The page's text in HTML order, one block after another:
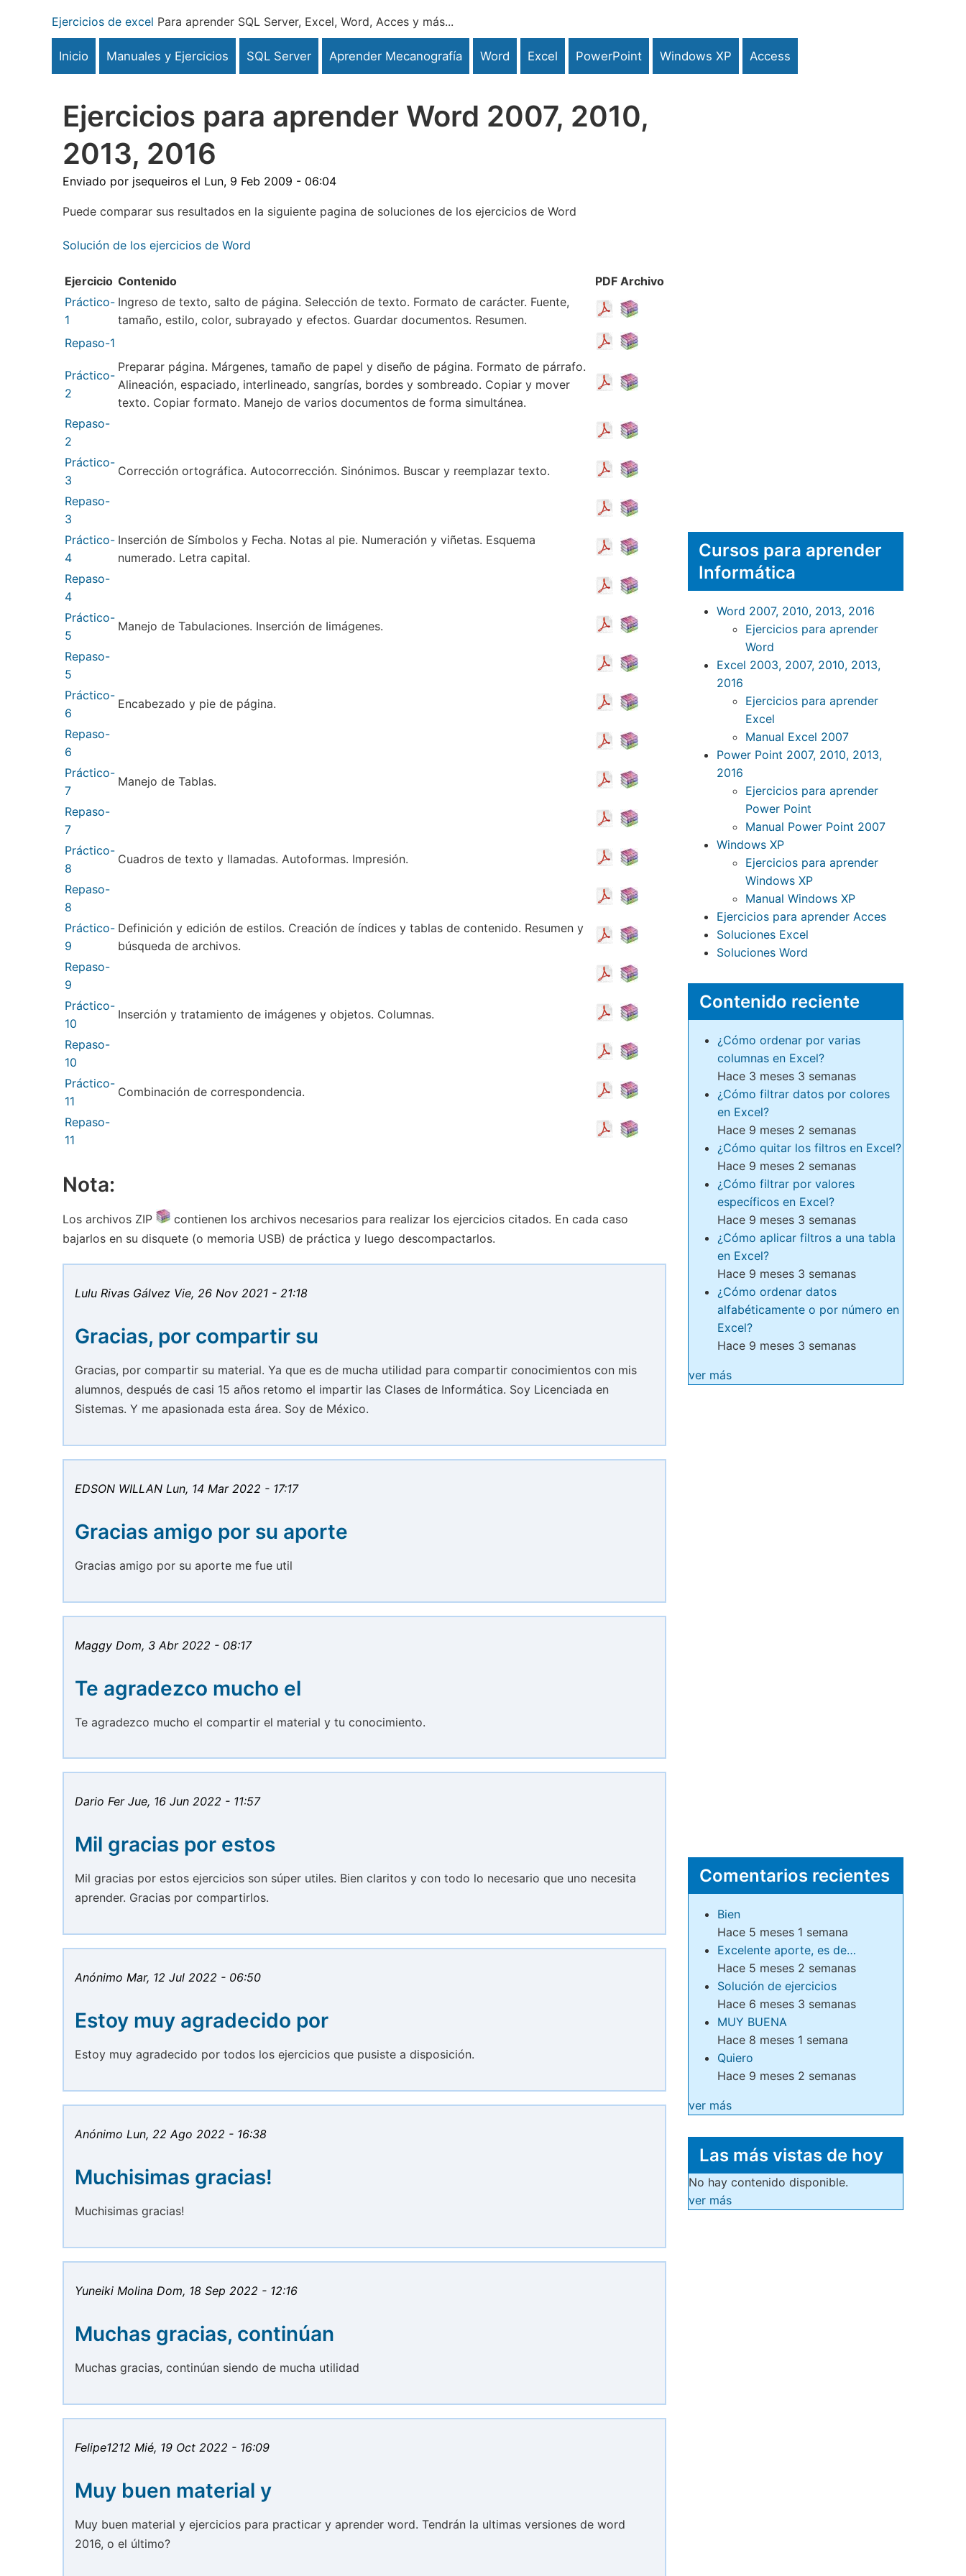
contenido
Ejercicios de excel Para aprender SQL Server, Excel, Word, Acces y más...
Inicio Manuales y Ejercicios SQL Server Aprender Mecanografía Word Excel PowerPoint Windows XP Access
Ejercicios para aprender Word 2007, 2010,
2013, 2016
Enviado por jsequeiros el Lun, 9 Feb 2009 - 06:04
Puede comparar sus resultados en la siguiente pagina de soluciones de los ejercicios de Word
Solución de los ejercicios de Word
Ejercicio Contenido PDF Archivo
Práctico-
1
Ingreso de texto, salto de página. Selección de texto. Formato de carácter. Fuente,
tamaño, estilo, color, subrayado y efectos. Guardar documentos. Resumen.
Repaso-1
Práctico-
2
Preparar página. Márgenes, tamaño de papel y diseño de página. Formato de párrafo.
Alineación, espaciado, interlineado, sangrías, bordes y sombreado. Copiar y mover
texto. Copiar formato. Manejo de varios documentos de forma simultánea.
Repaso-
2
Práctico-
3
Corrección ortográfica. Autocorrección. Sinónimos. Buscar y reemplazar texto.
Repaso-
3
Práctico-
4
Inserción de Símbolos y Fecha. Notas al pie. Numeración y viñetas. Esquema
numerado. Letra capital.
Repaso-
4
Práctico-
5
Manejo de Tabulaciones. Inserción de Iimágenes.
Repaso-
5
Práctico-
6
Encabezado y pie de página.
Repaso-
6
Práctico-
7
Manejo de Tablas.
Repaso-
7
Práctico-
8
Cuadros de texto y llamadas. Autoformas. Impresión.
Repaso-
8
Práctico-
9
Definición y edición de estilos. Creación de índices y tablas de contenido. Resumen y
búsqueda de archivos.
Repaso-
9
Práctico-
10
Inserción y tratamiento de imágenes y objetos. Columnas.
Repaso-
10
Práctico-
11
Combinación de correspondencia.
Repaso-
11
Nota:
Los archivos ZIP
contienen los archivos necesarios para realizar los ejercicios citados. En cada caso
bajarlos en su disquete (o memoria USB) de práctica y luego descompactarlos.
Lulu Rivas Gálvez Vie, 26 Nov 2021 - 21:18
Gracias, por compartir su
Gracias, por compartir su material. Ya que es de mucha utilidad para compartir conocimientos con mis
alumnos, después de casi 15 años retomo el impartir las Clases de Informática. Soy Licenciada en
Sistemas. Y me apasionada esta área. Soy de México.
EDSON WILLAN Lun, 14 Mar 2022 - 17:17
Gracias amigo por su aporte
Gracias amigo por su aporte me fue util
Maggy Dom, 3 Abr 2022 - 08:17
Te agradezco mucho el
Te agradezco mucho el compartir el material y tu conocimiento.
Dario Fer Jue, 16 Jun 2022 - 11:57
Mil gracias por estos
Mil gracias por estos ejercicios son súper utiles. Bien claritos y con todo lo necesario que uno necesita
aprender. Gracias por compartirlos.
Anónimo Mar, 12 Jul 2022 - 06:50
Estoy muy agradecido por
Estoy muy agradecido por todos los ejercicios que pusiste a disposición.
Anónimo Lun, 22 Ago 2022 - 16:38
Muchisimas gracias!
Muchisimas gracias!
Yuneiki Molina Dom, 18 Sep 2022 - 12:16
Muchas gracias, continúan
Muchas gracias, continúan siendo de mucha utilidad
Felipe1212 Mié, 19 Oct 2022 - 16:09
Muy buen material y
Muy buen material y ejercicios para practicar y aprender word. Tendrán la ultimas versiones de word
2016, o el último?
Cursos para aprender
Informática
Word 2007, 2010, 2013, 2016
Ejercicios para aprender
Word
Excel 2003, 2007, 2010, 2013,
2016
Ejercicios para aprender
Excel
Manual Excel 2007
Power Point 2007, 2010, 2013,
2016
Ejercicios para aprender
Power Point
Manual Power Point 2007
Windows XP
Ejercicios para aprender
Windows XP
Manual Windows XP
Ejercicios para aprender Acces
Soluciones Excel
Soluciones Word
Contenido reciente
¿Cómo ordenar por varias
columnas en Excel?
Hace 3 meses 3 semanas
¿Cómo filtrar datos por colores
en Excel?
Hace 9 meses 2 semanas
¿Cómo quitar los filtros en Excel?
Hace 9 meses 2 semanas
¿Cómo filtrar por valores
específicos en Excel?
Hace 9 meses 3 semanas
¿Cómo aplicar filtros a una tabla
en Excel?
Hace 9 meses 3 semanas
¿Cómo ordenar datos
alfabéticamente o por número en
Excel?
Hace 9 meses 3 semanas
ver más
Comentarios recientes
Bien
Hace 5 meses 1 semana
Excelente aporte, es de…
Hace 5 meses 2 semanas
Solución de ejercicios
Hace 6 meses 3 semanas
MUY BUENA
Hace 8 meses 1 semana
Quiero
Hace 9 meses 2 semanas
ver más
Las más vistas de hoy
No hay contenido disponible.
ver más